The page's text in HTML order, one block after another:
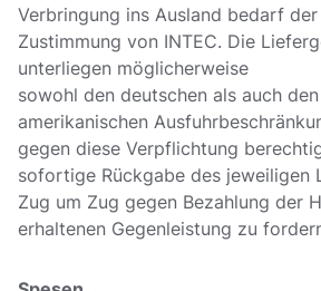
Verbringung ins Ausland bedarf
Zustimmung von INTEC. Die
unterliegen möglicherweise
sowohl den deutschen als auch
amerikanischen
gegen diese Verpflichtung
sofortige Rückgabe des jeweiligen
Zug um Zug gegen Bezahlung der
erhaltenen Gegenleistung zu